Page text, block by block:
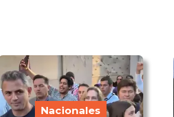
Nacionales